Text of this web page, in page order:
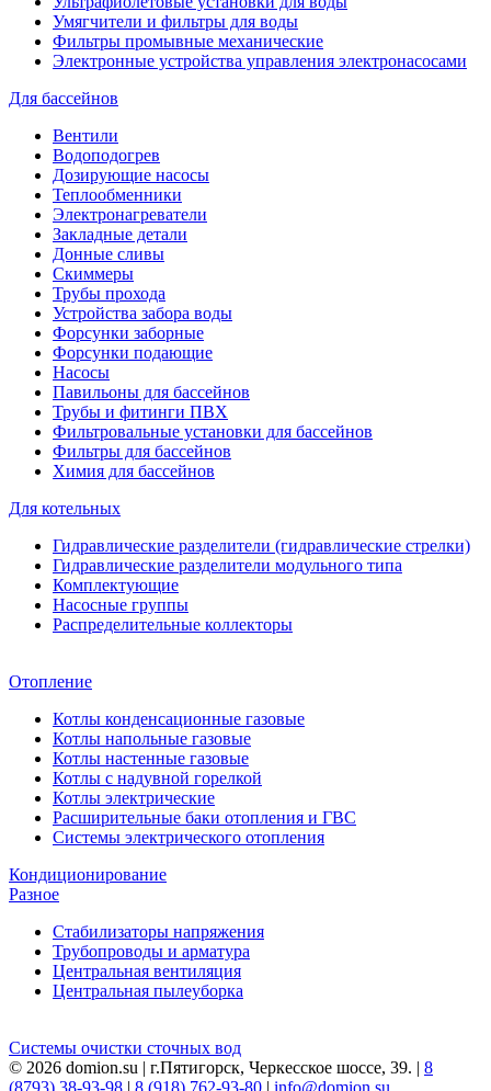
Умягчители и фильтры для воды
Фильтры промывные механические
Электронные устройства управления электронасосами
Для бассейнов
Вентили
Водоподогрев
Дозирующие насосы
Теплообменники
Электронагреватели
Закладные детали
Донные сливы
Скиммеры
Трубы прохода
Устройства забора воды
Форсунки заборные
Форсунки подающие
Насосы
Павильоны для бассейнов
Трубы и фитинги ПВХ
Фильтровальные установки для бассейнов
Фильтры для бассейнов
Химия для бассейнов
Для котельных
Гидравлические разделители (гидравлические стрелки)
Гидравлические разделители модульного типа
Комплектующие
Насосные группы
Распределительные коллекторы
Отопление
Котлы конденсационные газовые
Котлы напольные газовые
Котлы настенные газовые
Котлы с надувной горелкой
Котлы электрические
Расширительные баки отопления и ГВС
Системы электрического отопления
Кондиционирование
Разное
Стабилизаторы напряжения
Трубопроводы и арматура
Центральная вентиляция
Центральная пылеуборка
Системы очистки сточных вод
© 2026 domion.su | г.Пятигорск, Черкесское шоссе, 39. | 8